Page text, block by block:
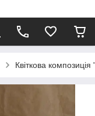
Квіткова